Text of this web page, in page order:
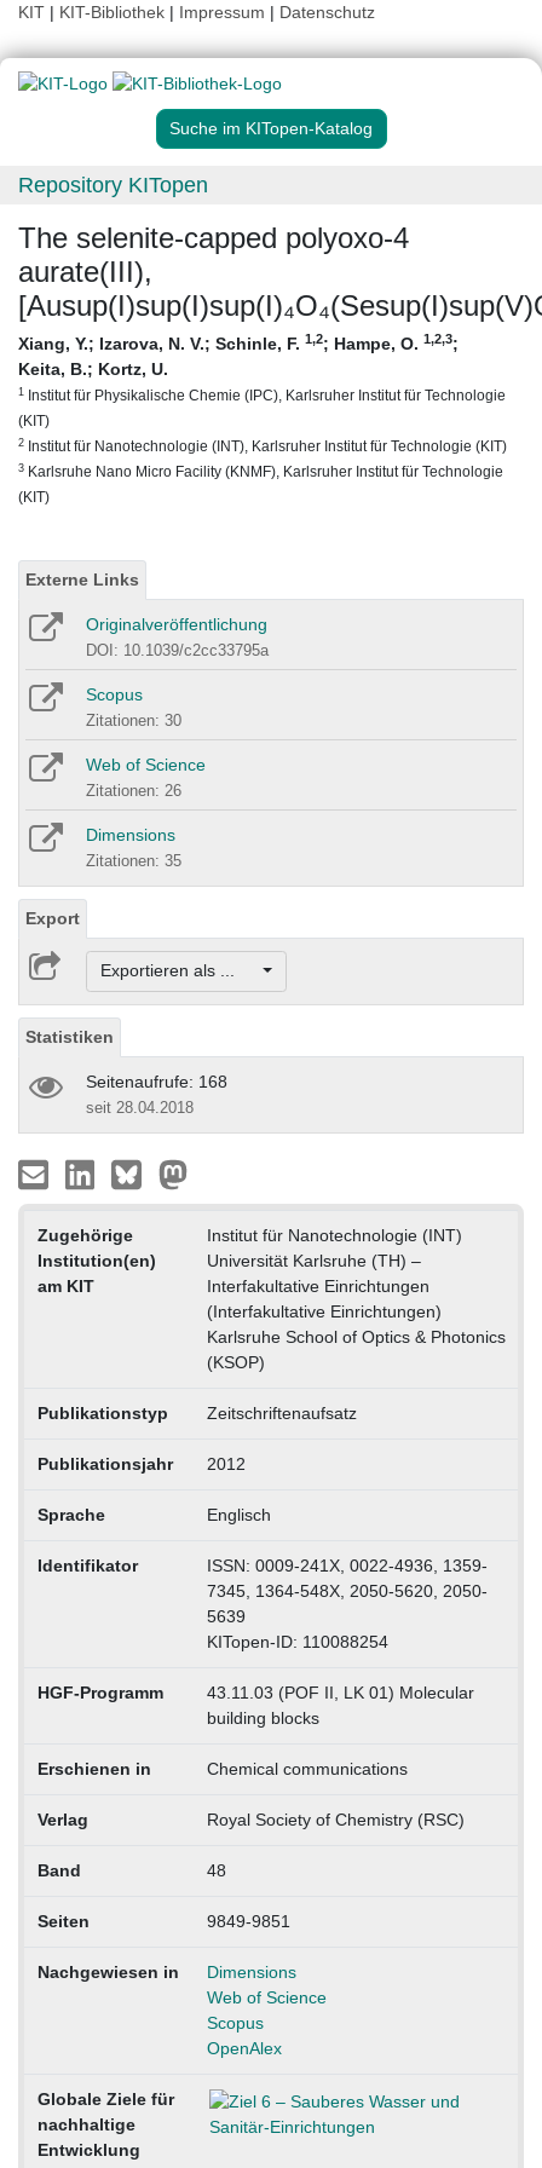
KIT | KIT-Bibliothek | Impressum | Datenschutz
Suche im KITopen-Katalog
Repository KITopen
The selenite-capped polyoxo-4
aurate(III),
Xiang, Y.; Izarova, N. V.; Schinle, F. 1,2; Hampe, O. 1,2,3;
Keita, B.; Kortz, U.
1 Institut für Physikalische Chemie (IPC), Karlsruher Institut für Technologie
(KIT)
2 Institut für Nanotechnologie (INT), Karlsruher Institut für Technologie (KIT)
3 Karlsruhe Nano Micro Facility (KNMF), Karlsruher Institut für Technologie
(KIT)
Externe Links
Originalveröffentlichung
DOI: 10.1039/c2cc33795a
Scopus
Zitationen: 30
Web of Science
Zitationen: 26
Dimensions
Zitationen: 35
Export
Exportieren als ...
Statistiken
Seitenaufrufe: 168
seit 28.04.2018
Zugehörige
Institution(en)
am KIT
Institut für Nanotechnologie (INT)
Universität Karlsruhe (TH) –
Interfakultative Einrichtungen
(Interfakultative Einrichtungen)
Karlsruhe School of Optics & Photonics
(KSOP)
Publikationstyp Zeitschriftenaufsatz
Publikationsjahr 2012
Sprache Englisch
Identifikator
ISSN: 0009-241X, 0022-4936, 1359-
7345, 1364-548X, 2050-5620, 2050-
5639
KITopen-ID: 110088254
HGF-Programm
43.11.03 (POF II, LK 01) Molecular
building blocks
Erschienen in Chemical communications
Verlag Royal Society of Chemistry (RSC)
Band 48
Seiten 9849-9851
Nachgewiesen in
Dimensions
Web of Science
Scopus
OpenAlex
Globale Ziele für
nachhaltige
Entwicklung